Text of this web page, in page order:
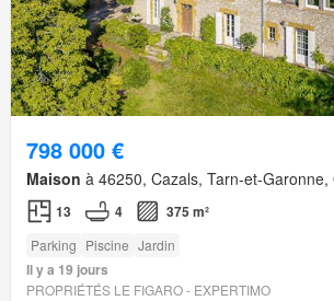
798 000 €
Maison à 46250, Cazals, Tarn-et-Garonne,
13 4 375 m²
Parking Piscine Jardin
Il y a 19 jours
PROPRIÉTÉS LE FIGARO - EXPERTIMO